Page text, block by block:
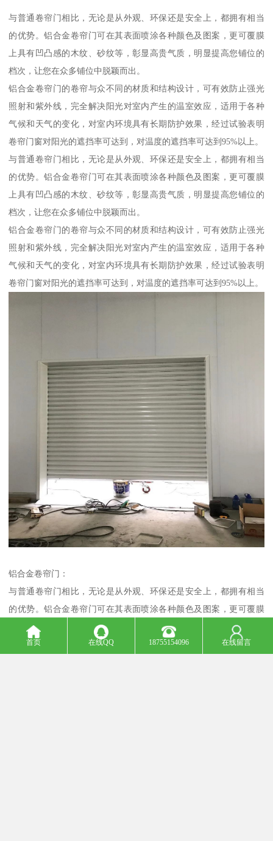
与普通卷帘门相比，无论是从外观、环保还是安全上，都拥有相当
的优势。铝合金卷帘门可在其表面喷涂各种颜色及图案，更可覆膜
上具有凹凸感的木纹、砂纹等，彰显高贵气质，明显提高您铺位的
档次，让您在众多铺位中脱颖而出。
铝合金卷帘门的卷帘与众不同的材质和结构设计，可有效防止强光
照射和紫外线，完全解决阳光对室内产生的温室效应，适用于各种
气候和天气的变化，对室内环境具有长期防护效果，经过试验表明
卷帘门窗对阳光的遮挡率可达到，对温度的遮挡率可达到95%以上。
与普通卷帘门相比，无论是从外观、环保还是安全上，都拥有相当
的优势。铝合金卷帘门可在其表面喷涂各种颜色及图案，更可覆膜
上具有凹凸感的木纹、砂纹等，彰显高贵气质，明显提高您铺位的
档次，让您在众多铺位中脱颖而出。
铝合金卷帘门的卷帘与众不同的材质和结构设计，可有效防止强光
照射和紫外线，完全解决阳光对室内产生的温室效应，适用于各种
气候和天气的变化，对室内环境具有长期防护效果，经过试验表明
卷帘门窗对阳光的遮挡率可达到，对温度的遮挡率可达到95%以上。
铝合金卷帘门：
与普通卷帘门相比，无论是从外观、环保还是安全上，都拥有相当
的优势。铝合金卷帘门可在其表面喷涂各种颜色及图案，更可覆膜
上具有凹凸感的木纹、砂纹等，彰显高贵气质，明显提高您铺位的
档次，让您在众多铺位中脱颖而出。
首页 在线QQ 18755154096 在线留言